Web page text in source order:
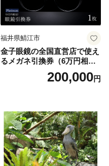
福井県鯖江市
金子眼鏡の全国直営店で使え
るメガネ引換券（6万円相
当） Platinum200,000円